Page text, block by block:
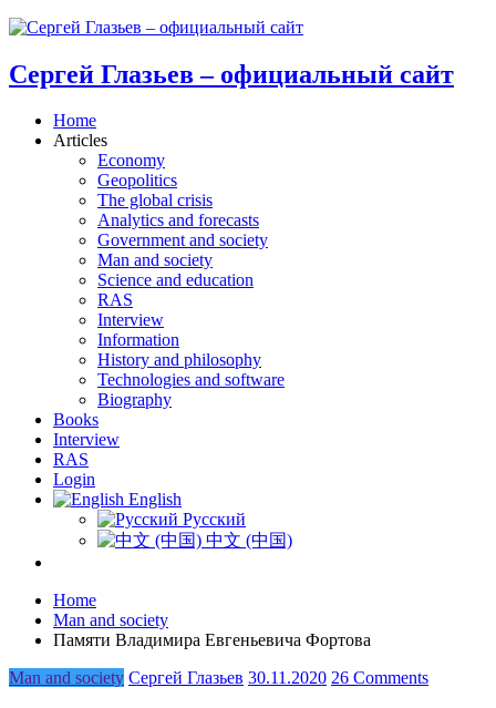
Сергей Глазьев – официальный сайт
Home
Articles
Economy
Geopolitics
The global crisis
Analytics and forecasts
Government and society
Man and society
Science and education
RAS
Interview
Information
History and philosophy
Technologies and software
Biography
Books
Interview
RAS
Login
English
Русский
中文 (中国)
Home
Man and society
Памяти Владимира Евгеньевича Фортова
Man and society Сергей Глазьев 30.11.2020 26 Comments